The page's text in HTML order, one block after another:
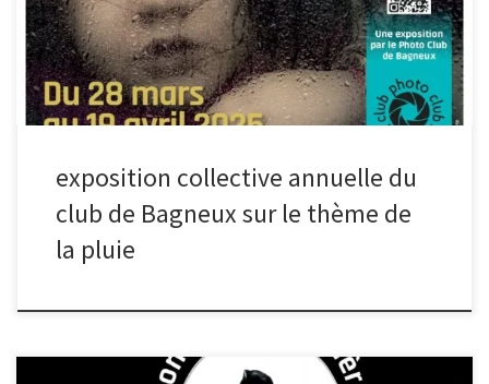
28 mars à 18h. Plus d’infos
exposition collective annuelle du
club de Bagneux sur le thème de
la pluie